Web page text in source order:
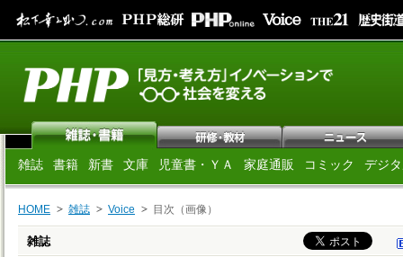
雑誌 書籍 新書 文庫 児童書・ＹＡ 家庭通販 コミック デジ
HOME 雑誌 Voice 目次（画像）
雑誌